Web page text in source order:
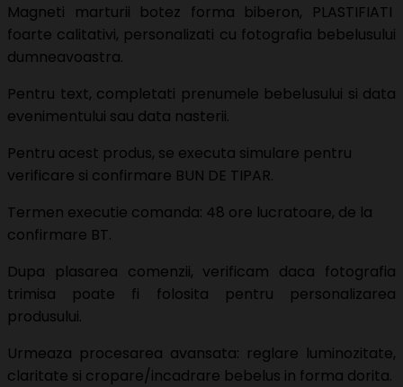
Magneti marturii botez forma biberon, PLASTIFIATI
foarte calitativi, personalizati cu fotografia bebelusului
dumneavoastra.
Pentru text, completati prenumele bebelusului si data
evenimentului sau data nasterii.
Pentru acest produs, se executa simulare pentru
verificare si confirmare BUN DE TIPAR.
Termen executie comanda: 48 ore lucratoare, de la
confirmare BT.
Dupa plasarea comenzii, verificam daca fotografia
trimisa poate fi folosita pentru personalizarea
produsului.
Urmeaza procesarea avansata: reglare luminozitate,
claritate si cropare/incadrare bebelus in forma dorita.